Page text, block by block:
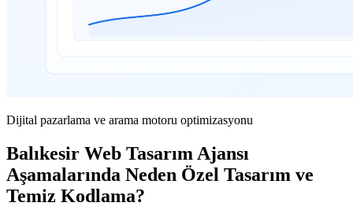
Dijital pazarlama ve arama motoru optimizasyonu
Balıkesir Web Tasarım Ajansı
Aşamalarında Neden Özel Tasarım ve
Temiz Kodlama?